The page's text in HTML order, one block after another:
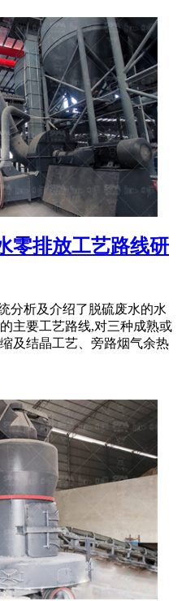
零排放工艺路线研
分析及介绍了脱硫废水的水
主要工艺路线,对三种成熟或
及结晶工艺、旁路烟气余热